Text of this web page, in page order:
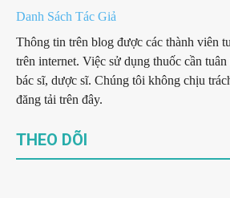
Danh Sách Tác Giả
Thông tin trên blog được các thành viên
trên internet. Việc sử dụng thuốc cần
bác sĩ, dược sĩ. Chúng tôi không chịu
đăng tải trên đây.
THEO DÕI